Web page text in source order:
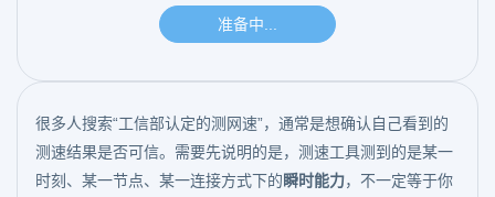
很多人搜索“工信部认定的测网速”，通常是想确认自己看到的
测速结果是否可信。需要先说明的是，测速工具测到的是某一
时刻、某一节点、某一连接方式下的瞬时能力，不一定等于你